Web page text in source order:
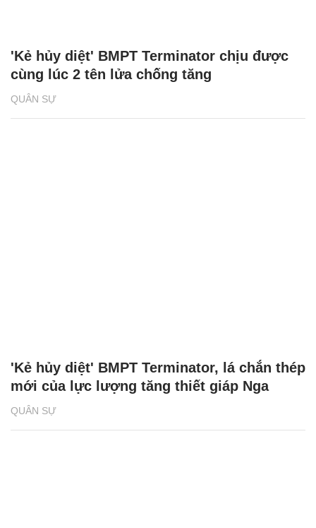
QUÂN SỰ
'Kẻ hủy diệt' BMPT Terminator chịu được
cùng lúc 2 tên lửa chống tăng
QUÂN SỰ
'Kẻ hủy diệt' BMPT Terminator, lá chắn thép
mới của lực lượng tăng thiết giáp Nga